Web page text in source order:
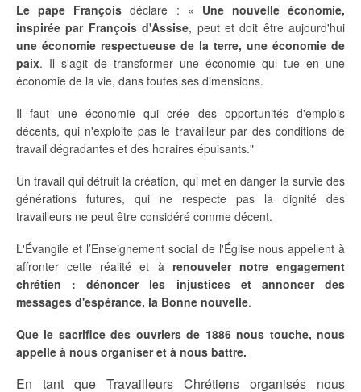
Le pape François déclare : « Une nouvelle économie,
inspirée par François d'Assise, peut et doit être aujourd'hui
une économie respectueuse de la terre, une économie de
paix. Il s'agit de transformer une économie qui tue en une
économie de la vie, dans toutes ses dimensions.
Il faut une économie qui crée des opportunités d'emplois
décents, qui n'exploite pas le travailleur par des conditions de
travail dégradantes et des horaires épuisants."
Un travail qui détruit la création, qui met en danger la survie des
générations futures, qui ne respecte pas la dignité des
travailleurs ne peut être considéré comme décent.
L'Évangile et l’Enseignement social de l'Église nous appellent à
affronter cette réalité et à renouveler notre engagement
chrétien : dénoncer les injustices et annoncer des
messages d'espérance, la Bonne nouvelle.
Que le sacrifice des ouvriers de 1886 nous touche, nous
appelle à nous organiser et à nous battre.
En tant que Travailleurs Chrétiens organisés nous